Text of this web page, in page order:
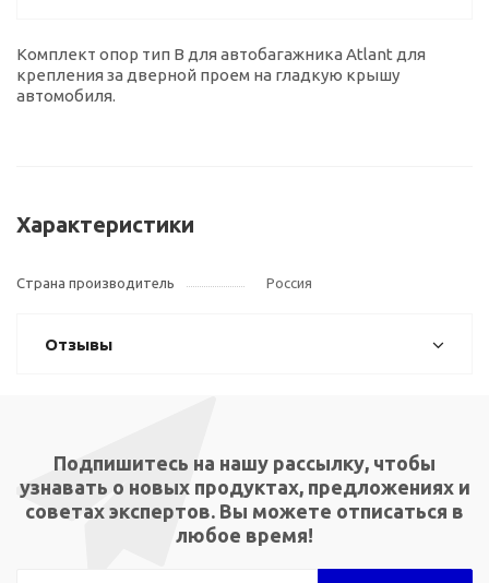
Комплект опор тип B для автобагажника Atlant для
крепления за дверной проем на гладкую крышу
автомобиля.
Характеристики
Страна производитель Россия
Отзывы
Подпишитесь на нашу рассылку, чтобы
узнавать о новых продуктах, предложениях и
советах экспертов. Вы можете отписаться в
любое время!